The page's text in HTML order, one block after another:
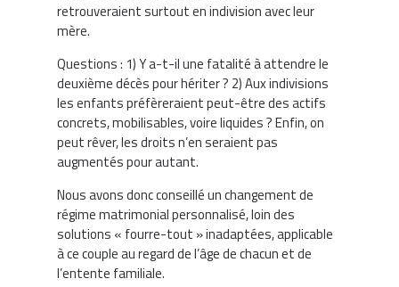
retrouveraient surtout en indivision avec leur
mère.
Questions : 1) Y a-t-il une fatalité à attendre le
deuxième décès pour hériter ? 2) Aux indivisions
les enfants préfèreraient peut-être des actifs
concrets, mobilisables, voire liquides ? Enfin, on
peut rêver, les droits n’en seraient pas
augmentés pour autant.
Nous avons donc conseillé un changement de
régime matrimonial personnalisé, loin des
solutions « fourre-tout » inadaptées, applicable
à ce couple au regard de l’âge de chacun et de
l’entente familiale.